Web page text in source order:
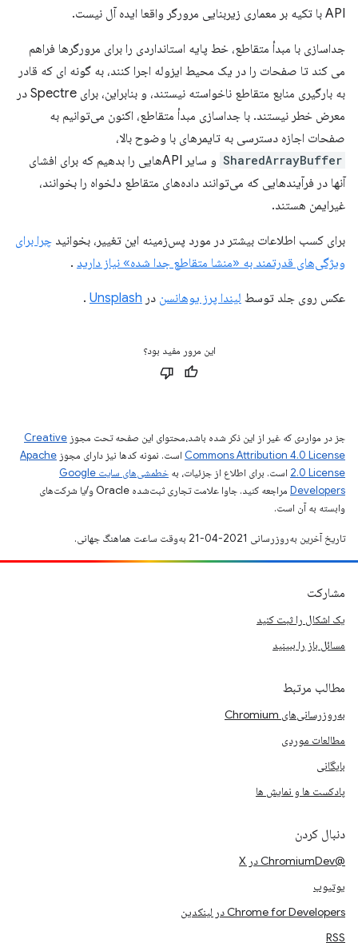
API با تکیه بر معماری زیربنایی مرورگر واقعا ایده آل نیست.
جداسازی با مبدأ متقاطع، خط پایه استانداردی را برای مرورگرها فراهم
می کند تا صفحات را در یک محیط ایزوله اجرا کنند، به گونه ای که قادر
به بارگیری منابع متقاطع ناخواسته نیستند، و بنابراین، برای Spectre در
معرض خطر نیستند. با جداسازی مبدأ متقاطع، اکنون می‌توانیم به
صفحات اجازه دسترسی به تایمرهای با وضوح بالا،
SharedArrayBuffer
و سایر APIهایی را بدهیم که برای افشای
آنها در فرآیندهایی که می‌توانند داده‌های متقاطع دلخواه را بخوانند،
غیرایمن هستند.
برای کسب اطلاعات بیشتر در مورد پس‌زمینه این تغییر، بخوانید چرا برای
ویژگی‌های قدرتمند به «منشا متقاطع جدا شده» نیاز دارید .
عکس روی جلد توسط لیندا پرز یوهانسن در Unsplash
.
این مرور مفید بود؟
جز در مواردی که غیر از این ذکر شده باشد،‌محتوای این صفحه تحت مجوز Creative
Commons Attribution 4.0 License است. نمونه کدها نیز دارای مجوز Apache
2.0 License است. برای اطلاع از جزئیات، به
خطمشی‌های سایت Google
Developers‏
مراجعه کنید. جاوا علامت تجاری ثبت‌شده Oracle و/یا شرکت‌های
وابسته به آن است.
تاریخ آخرین به‌روزرسانی 2021-04-21 به‌وقت ساعت هماهنگ جهانی.
مشارکت
یک اشکال را ثبت کنید
مسائل باز را ببینید
مطالب مرتبط
به‌روزرسانی‌های Chromium
مطالعات موردی
بایگانی
پادکست ها و نمایش ها
دنبال کردن
@ChromiumDev در X
یوتیوب
Chrome for Developers در لینکدین
RSS